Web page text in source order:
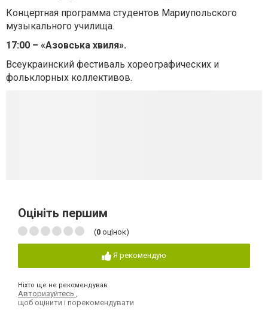
Концертная программа студентов Мариупольского
музыкального училища.
17:00 – «Азовська хвиля».
Всеукраинский фестиваль хореографических и
фольклорных коллективов.
Оцініть першим
(0 оцінок)
Я рекомендую
Ніхто ще не рекомендував
Авторизуйтесь
щоб оцінити і порекомендувати